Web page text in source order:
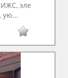
ИЖС, эле
ую...